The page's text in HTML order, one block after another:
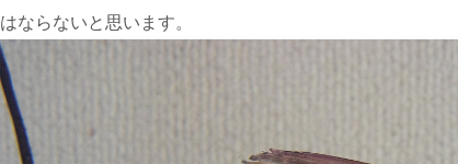
はならないと思います。